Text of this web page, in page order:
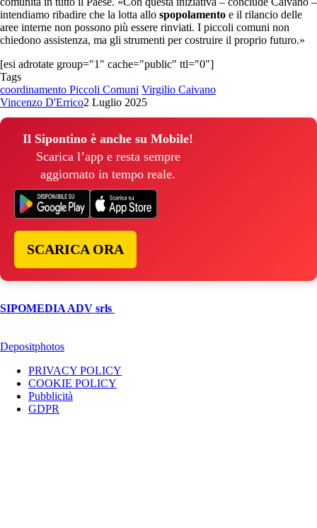
intendiamo ribadire che la lotta allo spopolamento e il rilancio delle
aree interne non possono più essere rinviati. I piccoli comuni non
chiedono assistenza, ma gli strumenti per costruire il proprio futuro.»
[esi adrotate group="1" cache="public" ttl="0"]
Tags
coordinamento Piccoli Comuni Virgilio Caivano
Vincenzo D'Errico2 Luglio 2025
Il Sipontino è anche su Mobile!
Scarica l’app e resta sempre
aggiornato in tempo reale.
SCARICA ORA
SIPOMEDIA ADV srls
Depositphotos
PRIVACY POLICY
COOKIE POLICY
Pubblicità
GDPR